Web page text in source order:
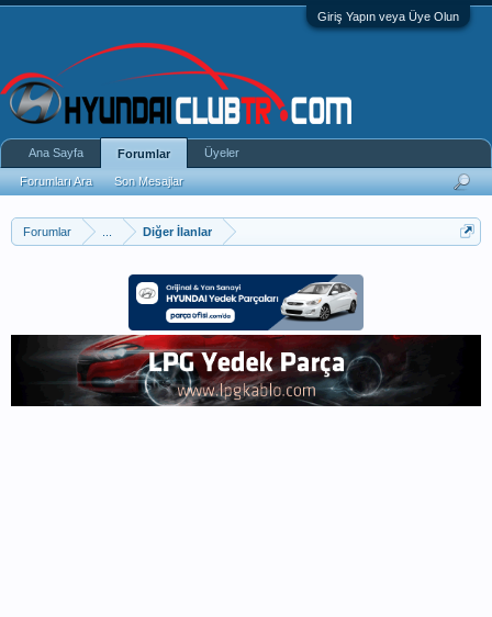
Giriş Yapın veya Üye Olun
Forumlar Diğer İlanlar
Ana Sayfa Forumlar
Forumları Ara Son Mesajlar
Üyeler